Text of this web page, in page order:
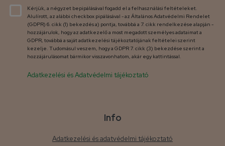
Kérjük, a négyzet bepipálásával fogadd el a felhasználási feltételeket.
Alulírott, az alábbi checkbox pipálásával - az Általános Adatvédelmi Rendelet
(GDPR) 6. cikk (1) bekezdés a) pontja, továbbá a 7. cikk rendelkezése alapján -
hozzájárulok, hogy az adatkezelő a most megadott személyes adataimat a
GDPR, továbbá a saját adatkezelési tájékoztatójának feltételei szerint
kezelje. Tudomásul veszem, hogy a GDPR 7. cikk (3) bekezdése szerint a
hozzájárulásomat bármikor visszavonhatom, akár egy kattintással.
Adatkezelési és Adatvédelmi tájékoztató
Info
Adatkezelési és adatvédelmi tájékoztató